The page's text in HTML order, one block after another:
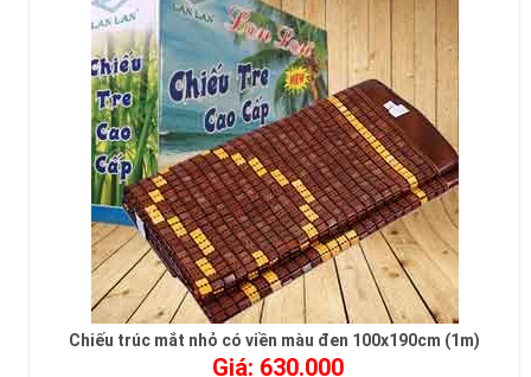
Chiếu trúc mắt nhỏ có viền màu đen 100x190cm (1m)
Giá: 630.000